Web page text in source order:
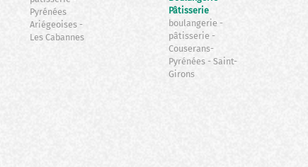
Pyrénées
Ariégeoises
Les Cabannes
Pâtisserie
boulangerie
pâtisserie
Couserans-
Pyrénées
Saint-
Girons